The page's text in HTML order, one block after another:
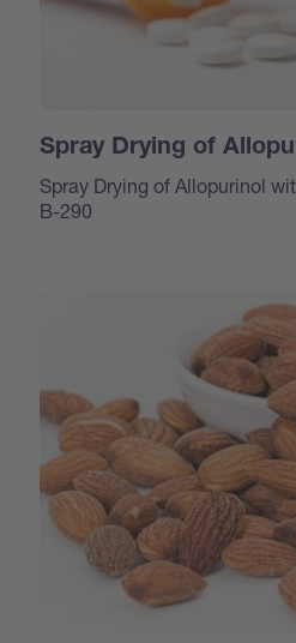
Spray Drying of
Spray Drying of Allopurinol
B-290